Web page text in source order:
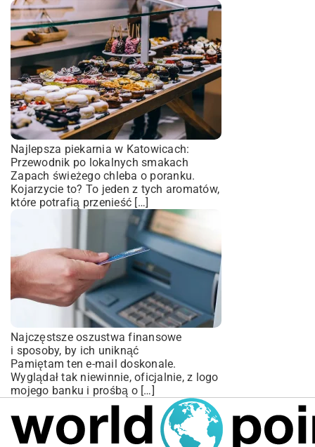
Najlepsza piekarnia w Katowicach:
Przewodnik po lokalnych smakach
Zapach świeżego chleba o poranku.
Kojarzycie to? To jeden z tych aromatów,
które potrafią przenieść […]
Najczęstsze oszustwa finansowe
i sposoby, by ich uniknąć
Pamiętam ten e-mail doskonale.
Wyglądał tak niewinnie, oficjalnie, z logo
mojego banku i prośbą o […]